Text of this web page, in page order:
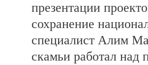
презентации
сохранение
специалист Алим
скамьи работал над